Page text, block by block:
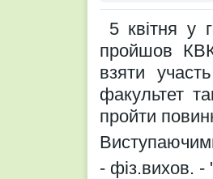
5 квітня у
пройшов
взяти
факультет
пройти
- фіз.вихов.